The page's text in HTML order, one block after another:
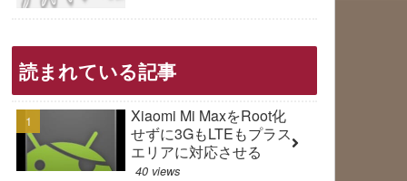
読まれている記事
Xiaomi Mi MaxをRoot化
せずに3GもLTEもプラス
エリアに対応させる
40 views